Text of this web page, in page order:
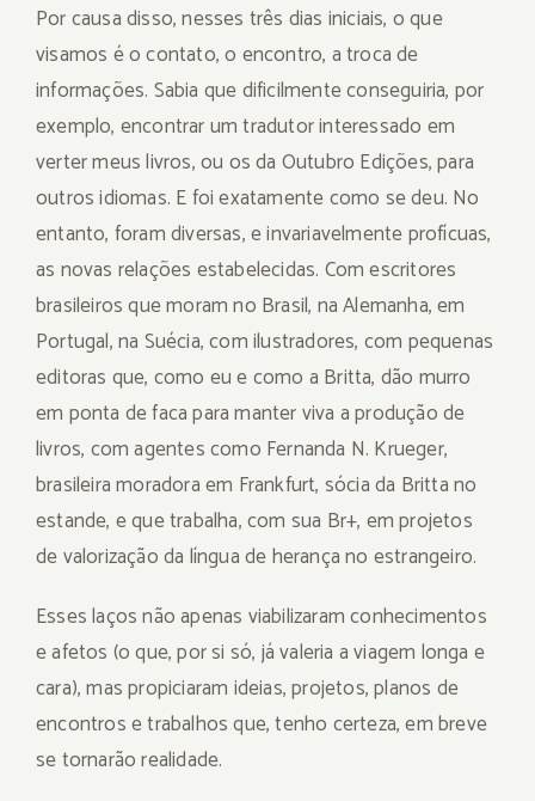
Por causa disso, nesses três dias iniciais, o que
visamos é o contato, o encontro, a troca de
informações. Sabia que dificilmente conseguiria, por
exemplo, encontrar um tradutor interessado em
verter meus livros, ou os da Outubro Edições, para
outros idiomas. E foi exatamente como se deu. No
entanto, foram diversas, e invariavelmente profícuas,
as novas relações estabelecidas. Com escritores
brasileiros que moram no Brasil, na Alemanha, em
Portugal, na Suécia, com ilustradores, com pequenas
editoras que, como eu e como a Britta, dão murro
em ponta de faca para manter viva a produção de
livros, com agentes como Fernanda N. Krueger,
brasileira moradora em Frankfurt, sócia da Britta no
estande, e que trabalha, com sua Br+, em projetos
de valorização da língua de herança no estrangeiro.
Esses laços não apenas viabilizaram conhecimentos
e afetos (o que, por si só, já valeria a viagem longa e
cara), mas propiciaram ideias, projetos, planos de
encontros e trabalhos que, tenho certeza, em breve
se tornarão realidade.